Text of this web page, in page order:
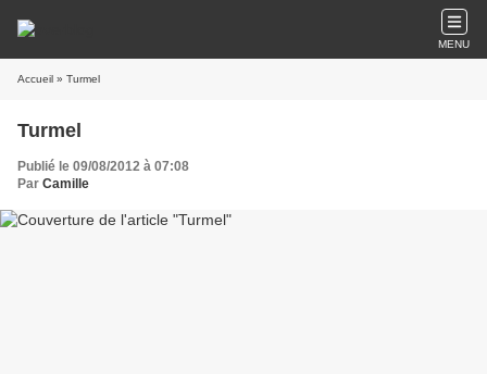
MENU
Accueil » Turmel
Turmel
Publié le 09/08/2012 à 07:08
Par Camille